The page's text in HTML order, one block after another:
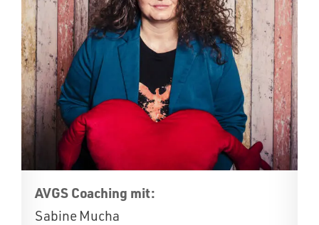
AVGS Coaching mit:
Sabine Mucha